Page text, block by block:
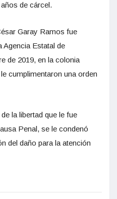
de cárcel.
Garay Ramos fue
Agencia Estatal de
de 2019, en la colonia
cumplimentaron una orden
la libertad que le fue
Penal, se le condenó
del daño para la atención